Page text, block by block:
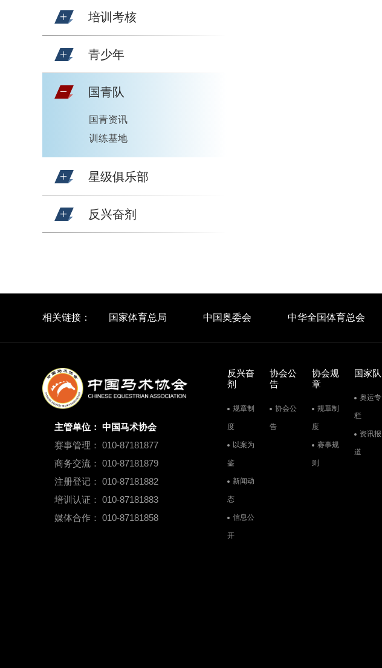
培训考核
青少年
国青队
国青资讯
训练基地
星级俱乐部
反兴奋剂
相关链接： 国家体育总局 中国奥委会 中华全国体育总会
主管单位： 中国马术协会
赛事管理： 010-87181877
商务交流： 010-87181879
注册登记： 010-87181882
培训认证： 010-87181883
媒体合作： 010-87181858
反兴奋
剂
规章制
度
以案为
鉴
新闻动
态
信息公
开
协会公
告
协会公
告
协会规
章
规章制
度
赛事规
则
国家队
奥运专
栏
资讯报
道